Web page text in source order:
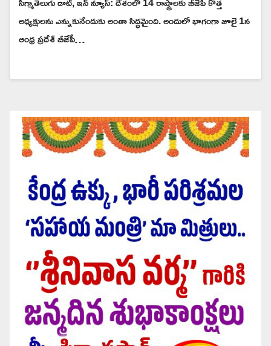
అధ్యక్షులను ఎన్నుకునేందుకు అంతా సిద్ధమైంది. అందులో భాగంగా జూలై 1న
ఆంధ్ర ప్రదేశ్ బీజేపీ…